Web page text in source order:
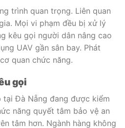
trình quan trọng. Liên quan
Mọi vi phạm đều bị xử lý
kêu gọi người dân nâng cao
UAV gần sân bay. Phát
quan chức năng.
gọi
tại Đà Nẵng đang được kiểm
năng quyết tâm bảo vệ an
tâm hơn. Ngành hàng không